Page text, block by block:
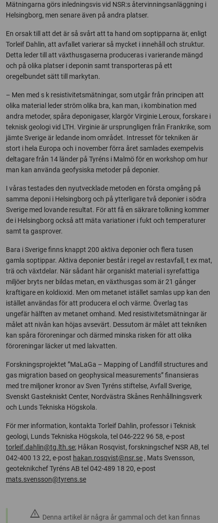
Mätningarna görs inledningsvis vid NSR:s återvinningsanläggning i
Helsingborg, men senare även på andra platser.
En orsak till att det är så svårt att ta hand om soptipparna är, enligt
Torleif Dahlin, att avfallet varierar så mycket i innehåll och struktur.
Detta leder till att växthusgaserna produceras i varierande mängd
och på olika platser i deponin samt transporteras på ett
oregelbundet sätt till markytan.
– Men med s k resistivitetsmätningar, som utgår från principen att
olika material leder ström olika bra, kan man, i kombination med
andra metoder, spåra deponigaser, klargör Virginie Leroux, forskare i
teknisk geologi vid LTH. Virginie är ursprungligen från Frankrike, som
jämte Sverige är ledande inom området. Intresset för tekniken är
stort i hela Europa och i november förra året samlades exempelvis
deltagare från 14 länder på Tyréns i Malmö för en workshop om hur
man kan använda geofysiska metoder på deponier.
I våras testades den nyutvecklade metoden en första omgång på
samma deponi i Helsingborg och på ytterligare två deponier i södra
Sverige med lovande resultat. För att få en säkrare tolkning kommer
de i Helsingborg också att mäta variationer i fukt och temperaturer
samt ta gasprover.
Bara i Sverige finns knappt 200 aktiva deponier och flera tusen
gamla soptippar. Aktiva deponier består i regel av restavfall, t ex mat,
trä och växtdelar. När sådant här organiskt material i syrefattiga
miljöer bryts ner bildas metan, en växthusgas som är 21 gånger
kraftigare en koldioxid. Men om metanet istället samlas upp kan den
istället användas för att producera el och värme. Överlag tas
ungefär hälften av metanet omhand. Med resistivitetsmätningar är
målet att nivån kan höjas avsevärt. Dessutom är målet att tekniken
kan spåra föroreningar och därmed minska risken för att olika
föroreningar läcker ut med lakvatten.
Forskningsprojektet ”MaLaGa – Mapping of Landfill structures and
gas migration based on geophysical measurements” finansieras
med tre miljoner kronor av Sven Tyréns stiftelse, Avfall Sverige,
Svenskt Gastekniskt Center, Nordvästra Skånes Renhållningsverk
och Lunds Tekniska Högskola.
För mer information, kontakta Torleif Dahlin, professor i Teknisk
geologi, Lunds Tekniska Högskola, tel 046-222 96 58, e-post
torleif.dahlin@tg.lth.se; Håkan Rosqvist, forskningschef NSR AB, tel
042-400 13 22, e-post hakan.rosqvist@nsr.se , Mats Svensson,
geoteknikchef Tyréns AB tel 042-489 18 20, e-post
mats.svensson@tyrens.se
warning Denna artikel är några år gammal och det kan finnas